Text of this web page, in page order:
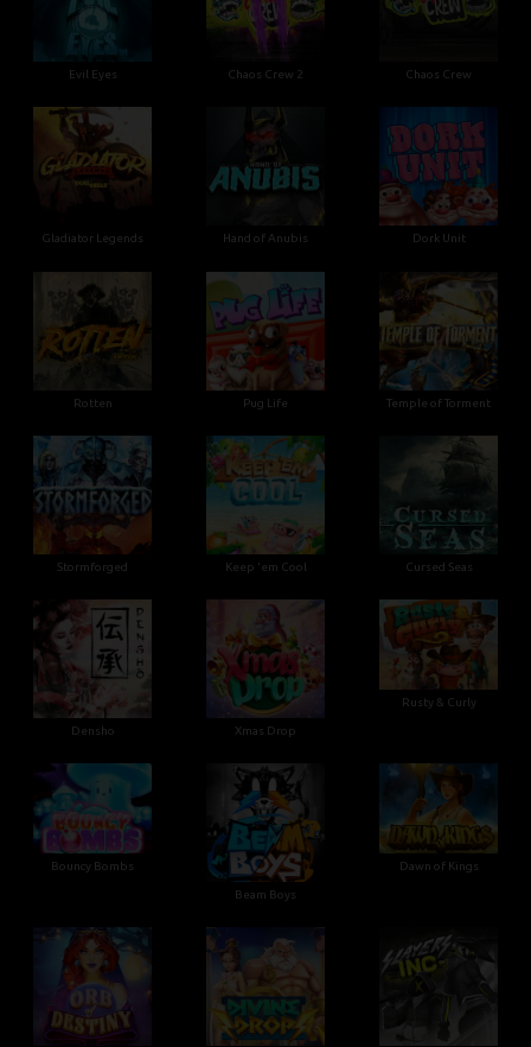
Evil Eyes Chaos Crew 2 Chaos Crew
Gladiator Legends Hand of Anubis Dork Unit
Rotten Pug Life Temple of Torment
Stormforged Keep 'em Cool Cursed Seas
Densho Xmas Drop
Rusty & Curly
Bouncy Bombs
Beam Boys
Dawn of Kings